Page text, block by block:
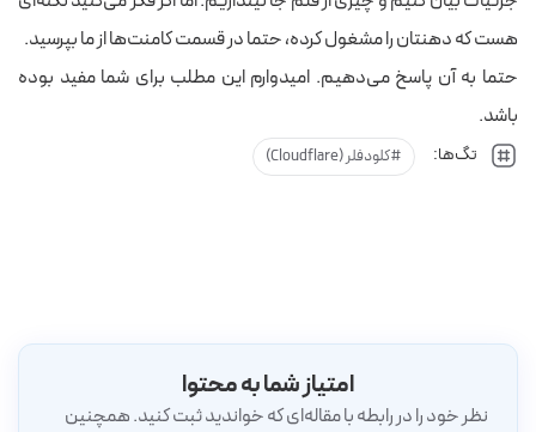
هست که دهنتان را مشغول کرده، حتما در قسمت کامنت‌ها از ما بپرسید.
حتما به آن پاسخ می‌دهیم. امیدوارم این مطلب برای شما مفید بوده
باشد.
تگ‌ها: کلودفلر (Cloudflare)
امتیاز شما به محتوا
نظر خود را در رابطه با مقاله‌ای که خواندید ثبت کنید. همچنین